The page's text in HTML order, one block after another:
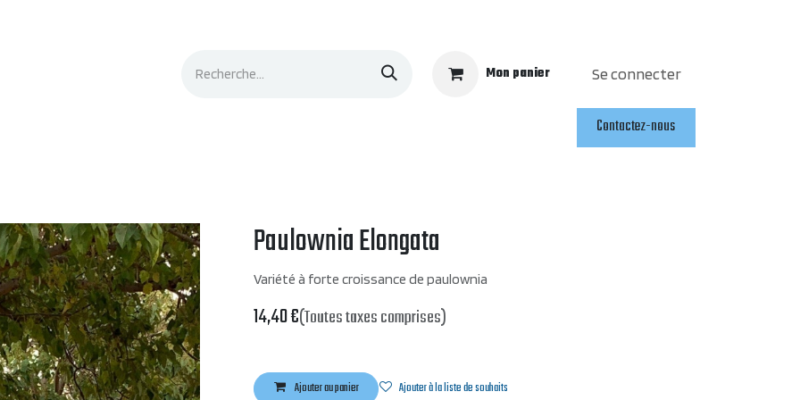
Mon panier Se connecter
Contactez-nous
Paulownia Elongata
Variété à forte croissance de paulownia
14,40€(Toutes taxes comprises)
Ajouter au panier Ajouter à la liste de souhaits